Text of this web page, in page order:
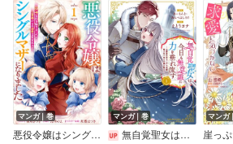
マンガ｜巻
悪役令嬢はシングルマザーになりました 双子を引き取りましたが公爵様からの溺愛は想定外です【電子限定描き下ろし付き】
マンガ｜巻
無自覚聖女は今日も無意識に力を垂れ流す ～公爵家の落ちこぼれ令嬢、嫁ぎ先で幸せを掴み取る～
マンガ